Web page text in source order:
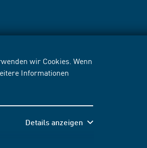
wir Cookies. Wenn
Informationen
Details anzeigen